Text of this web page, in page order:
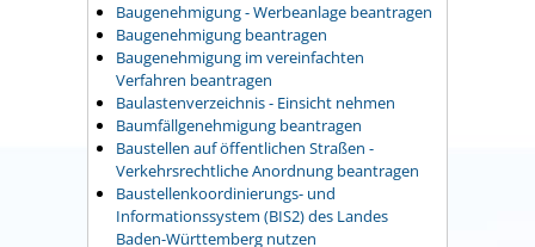
Baugenehmigung - Werbeanlage beantragen
Baugenehmigung beantragen
Baugenehmigung im vereinfachten
Verfahren beantragen
Baulastenverzeichnis - Einsicht nehmen
Baumfällgenehmigung beantragen
Baustellen auf öffentlichen Straßen -
Verkehrsrechtliche Anordnung beantragen
Baustellenkoordinierungs- und
Informationssystem (BIS2) des Landes
Baden-Württemberg nutzen